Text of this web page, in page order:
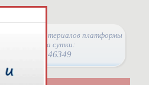
Просмотры материалов платформы
за сутки:
46349